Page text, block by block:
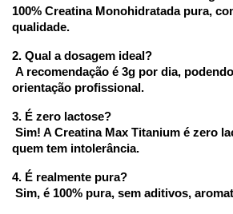
100% Creatina Monohidratada pura,
qualidade.
2. Qual a dosagem ideal?
orientação profissional.
3. É zero lactose?
quem tem intolerância.
4. É realmente pura?
Sim, é 100% pura, sem aditivos,